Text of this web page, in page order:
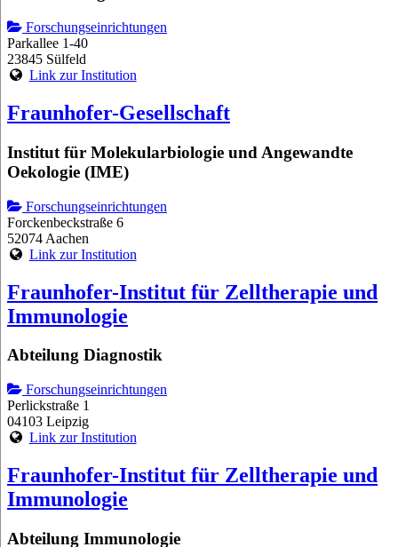
Forschungseinrichtungen
Parkallee 1-40
23845 Sülfeld
Link zur Institution
Fraunhofer-Gesellschaft
Institut für Molekularbiologie und Angewandte
Oekologie (IME)
Forschungseinrichtungen
Forckenbeckstraße 6
52074 Aachen
Link zur Institution
Fraunhofer-Institut für Zelltherapie und
Immunologie
Abteilung Diagnostik
Forschungseinrichtungen
Perlickstraße 1
04103 Leipzig
Link zur Institution
Fraunhofer-Institut für Zelltherapie und
Immunologie
Abteilung Immunologie